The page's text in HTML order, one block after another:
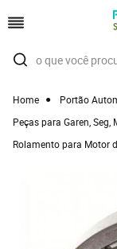
Home Portão
Peças para Garen, Seg,
Rolamento para Motor